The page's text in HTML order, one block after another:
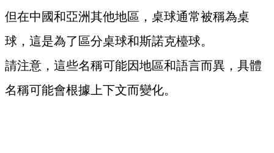
但在中國和亞洲其他地區，桌球通常被稱為桌
球，這是為了區分桌球和斯諾克檯球。
請注意，這些名稱可能因地區和語言而異，具體
名稱可能會根據上下文而變化。